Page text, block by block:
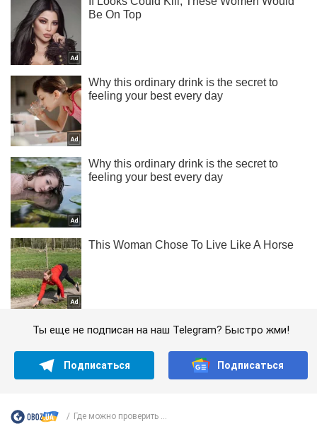
Ты еще не подписан на наш Telegram? Быстро жми!
Подписаться Подписаться
Где можно проверить ...